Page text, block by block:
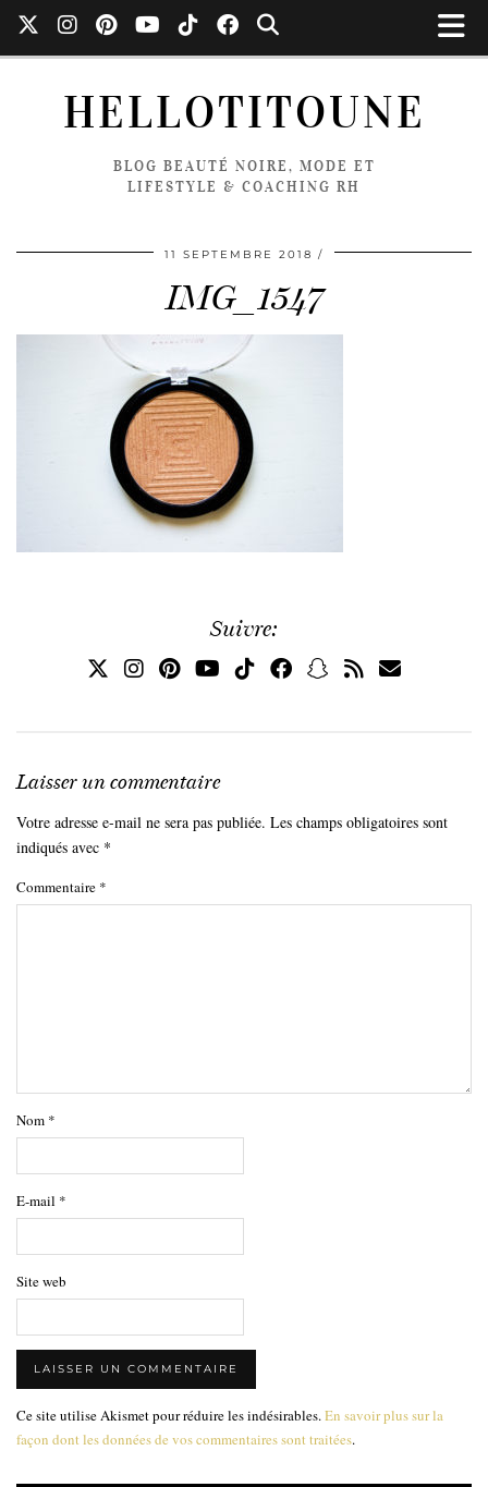
HELLOTITOUNE
BLOG BEAUTÉ NOIRE, MODE ET
LIFESTYLE & COACHING RH
11 SEPTEMBRE 2018
IMG_1547
Suivre:
Laisser un commentaire
Votre adresse e-mail ne sera pas publiée. Les champs obligatoires sont
indiqués avec *
Commentaire *
Nom *
E-mail *
Site web
Ce site utilise Akismet pour réduire les indésirables. En savoir plus sur la
façon dont les données de vos commentaires sont traitées.